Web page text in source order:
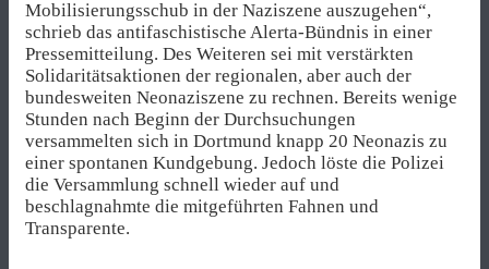
Mobilisierungsschub in der Naziszene auszugehen“,
schrieb das antifaschistische Alerta-Bündnis in einer
Pressemitteilung. Des Weiteren sei mit verstärkten
Solidaritätsaktionen der regionalen, aber auch der
bundesweiten Neonaziszene zu rechnen. Bereits wenige
Stunden nach Beginn der Durchsuchungen
versammelten sich in Dortmund knapp 20 Neonazis zu
einer spontanen Kundgebung. Jedoch löste die Polizei
die Versammlung schnell wieder auf und
beschlagnahmte die mitgeführten Fahnen und
Transparente.